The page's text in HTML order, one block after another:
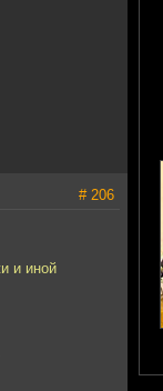
# 206
и иной